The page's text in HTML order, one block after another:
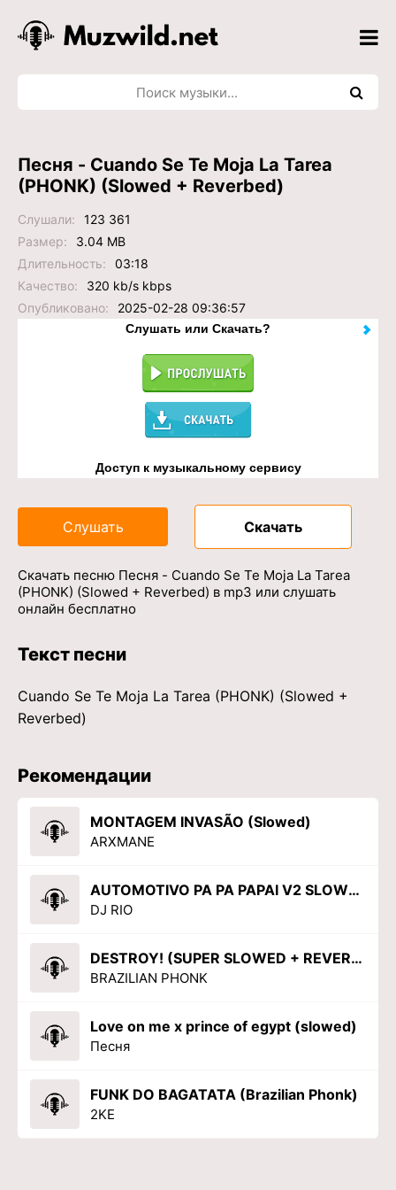
Песня - Cuando Se Te Moja La Tarea
(PHONK) (Slowed + Reverbed)
Слушали:
123 361
Размер:
3.04 MB
Длительность:
03:18
Качество:
320 kb/s kbps
Опубликовано:
2025-02-28 09:36:57
Слушать или Скачать?
Доступ к музыкальному сервису
Слушать Скачать
Скачать песню Песня - Cuando Se Te Moja La Tarea
(PHONK) (Slowed + Reverbed) в mp3 или слушать
онлайн бесплатно
Текст песни
Cuando Se Te Moja La Tarea (PHONK) (Slowed +
Reverbed)
Рекомендации
MONTAGEM INVASÃO (Slowed)
ARXMANE
AUTOMOTIVO PA PA PAPAI V2 SLOWED
DJ RIO
DESTROY! (SUPER SLOWED + REVERB)
BRAZILIAN PHONK
Love on me x prince of egypt (slowed)
Песня
FUNK DO BAGATATA (Brazilian Phonk)
2KE